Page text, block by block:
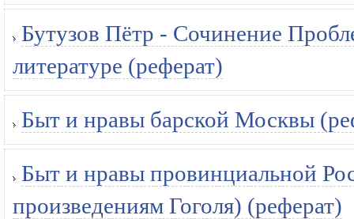
Бутузов Пётр - Сочинение
литературе (реферат)
Быт и нравы барской Москвы
Быт и нравы провинциальной
произведениям Гоголя) (реферат)